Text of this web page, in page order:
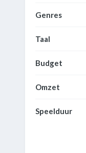
Genres
Taal
Budget
Omzet
Speelduur